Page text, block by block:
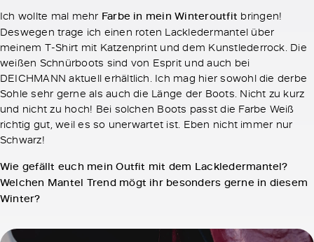
Ich wollte mal mehr Farbe in mein Winteroutfit bringen!
Deswegen trage ich einen roten Lackledermantel über
meinem T-Shirt mit Katzenprint und dem Kunstlederrock. Die
weißen Schnürboots sind von Esprit und auch bei
DEICHMANN aktuell erhältlich. Ich mag hier sowohl die derbe
Sohle sehr gerne als auch die Länge der Boots. Nicht zu kurz
und nicht zu hoch! Bei solchen Boots passt die Farbe Weiß
richtig gut, weil es so unerwartet ist. Eben nicht immer nur
Schwarz!
Wie gefällt euch mein Outfit mit dem Lackledermantel?
Welchen Mantel Trend mögt ihr besonders gerne in diesem
Winter?